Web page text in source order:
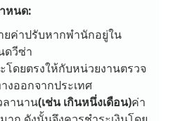
หนด:
ยค่าปรับหากพำนักอยู่ใน
ดวีซ่า
โดยตรงให้กับหน่วยงานตรวจ
งออกจากประเทศ
ลานาน(เช่น เกินหนึ่งเดือน)ค่า